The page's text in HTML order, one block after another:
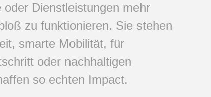
Dienstleistungen mehr
zu funktionieren. Sie stehen
smarte Mobilität, für
oder nachhaltigen
so echten Impact.